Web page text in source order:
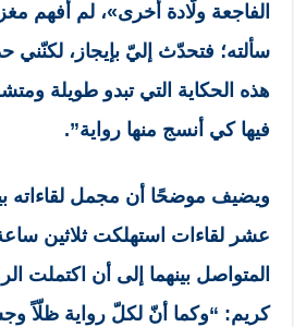
الفاجعة ولّادة أخرى»، لم أفهم
سألته؛ فتحدّث إليّ بإيجاز،
هذه الحكاية التي تبدو طويلة
فيها كي أنسج منها رواية”.
ويضيف موضحًا أن مجمل
عشر لقاءات استهلكت ثلاثين
المتواصل بينهما إلى أن اكتملت
كريم: “وكما أنّ لكلّ رواية ظلّاً